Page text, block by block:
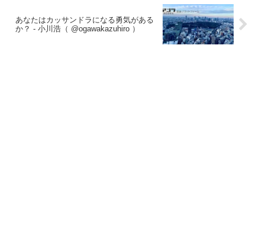
あなたはカッサンドラになる勇気がある
か？ - 小川浩（ @ogawakazuhiro ）